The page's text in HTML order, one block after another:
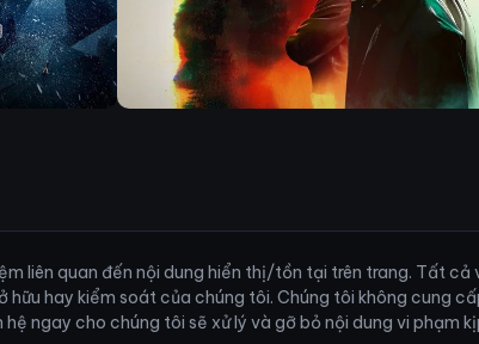
liên quan đến nội dung hiển thị/tồn tại trên trang. Tất
hữu hay kiểm soát của chúng tôi. Chúng tôi không cung
hệ ngay cho chúng tôi sẽ xử lý và gỡ bỏ nội dung vi phạm